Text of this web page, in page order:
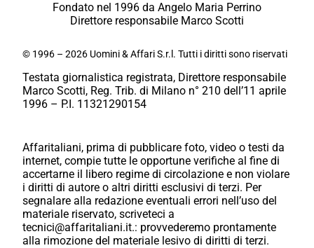
Fondato nel 1996 da Angelo Maria Perrino
Direttore responsabile Marco Scotti
© 1996 – 2026 Uomini & Affari S.r.l. Tutti i diritti sono riservati
Testata giornalistica registrata, Direttore responsabile
Marco Scotti, Reg. Trib. di Milano n° 210 dell’11 aprile
1996 – P.I. 11321290154
Affaritaliani, prima di pubblicare foto, video o testi da
internet, compie tutte le opportune verifiche al fine di
accertarne il libero regime di circolazione e non violare
i diritti di autore o altri diritti esclusivi di terzi. Per
segnalare alla redazione eventuali errori nell’uso del
materiale riservato, scriveteci a
tecnici@affaritaliani.it.: provvederemo prontamente
alla rimozione del materiale lesivo di diritti di terzi.